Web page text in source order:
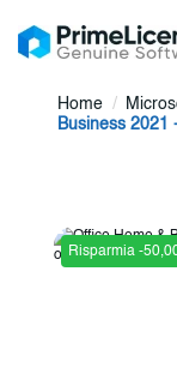
Home
Business 2021
Risparmia -